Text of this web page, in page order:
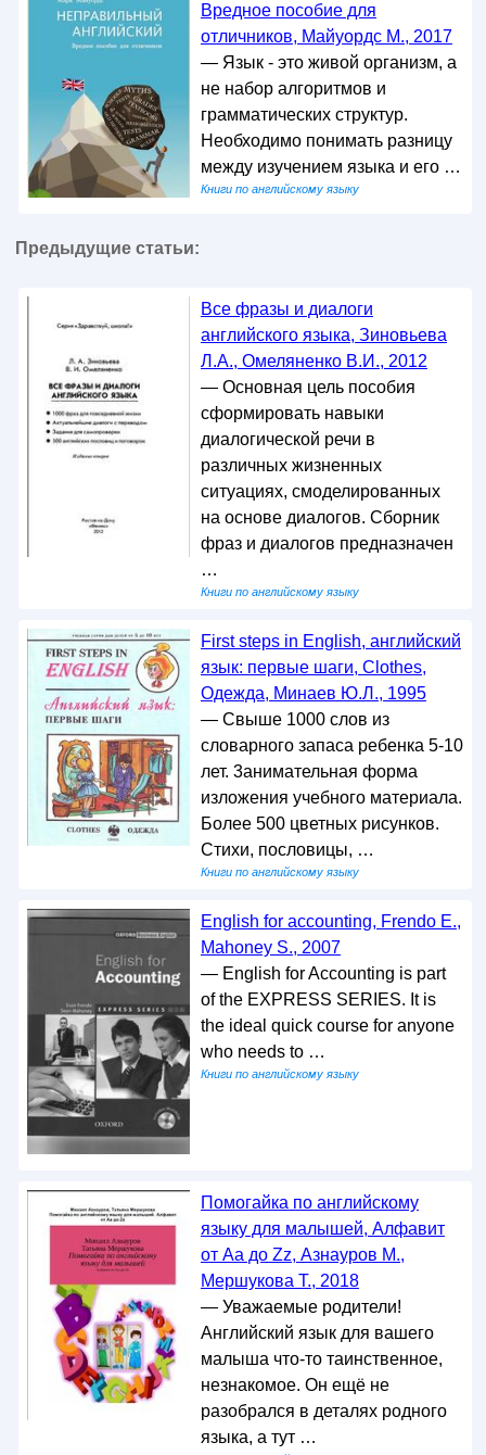
Вредное пособие для
отличников, Майуордс М., 2017
— Язык - это живой организм, а
не набор алгоритмов и
грамматических структур.
Необходимо понимать разницу
между изучением языка и его …
Книги по английскому языку
Предыдущие статьи:
Все фразы и диалоги
английского языка, Зиновьева
Л.А., Омеляненко В.И., 2012
— Основная цель пособия
сформировать навыки
диалогической речи в
различных жизненных
ситуациях, смоделированных
на основе диалогов. Сборник
фраз и диалогов предназначен
…
Книги по английскому языку
First steps in English, английский
язык: первые шаги, Clothes,
Одежда, Минаев Ю.Л., 1995
— Свыше 1000 слов из
словарного запаса ребенка 5-10
лет. 3анимательная форма
изложения учебного материала.
Более 500 цветных рисунков.
Стихи, пословицы, …
Книги по английскому языку
English for accounting, Frendo E.,
Mahoney S., 2007
— English for Accounting is part
of the EXPRESS SERIES. It is
the ideal quick course for anyone
who needs to …
Книги по английскому языку
Помогайка по английскому
языку для малышей, Алфавит
от Aa до Zz, Азнауров М.,
Мершукова Т., 2018
— Уважаемые родители!
Английский язык для вашего
малыша что-то таинственное,
незнакомое. Он ещё не
разобрался в деталях родного
языка, а тут …